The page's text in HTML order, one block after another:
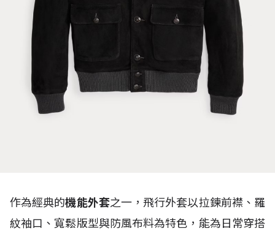
作為經典的機能外套之一，飛行外套以拉鍊前襟、羅
紋袖口、寬鬆版型與防風布料為特色，能為日常穿搭